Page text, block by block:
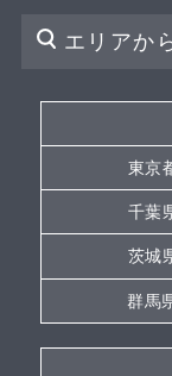
エリアか
東京
千葉
茨城
群馬